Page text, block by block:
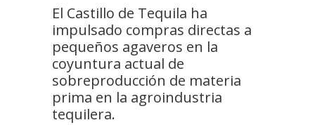
El Castillo de Tequila ha
impulsado compras directas a
pequeños agaveros en la
coyuntura actual de
sobreproducción de materia
prima en la agroindustria
tequilera.